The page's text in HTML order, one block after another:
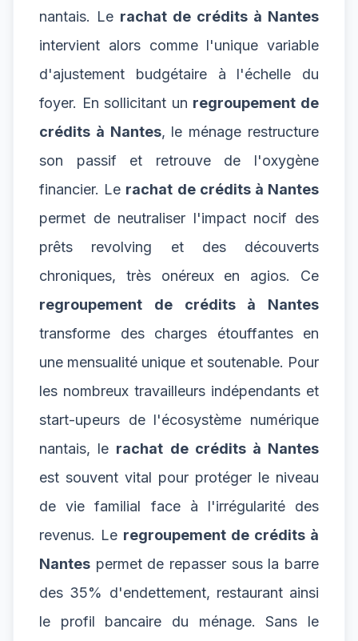
nantais. Le rachat de crédits à Nantes
intervient alors comme l'unique variable
d'ajustement budgétaire à l'échelle du
foyer. En sollicitant un regroupement de
crédits à Nantes, le ménage restructure
son passif et retrouve de l'oxygène
financier. Le rachat de crédits à Nantes
permet de neutraliser l'impact nocif des
prêts revolving et des découverts
chroniques, très onéreux en agios. Ce
regroupement de crédits à Nantes
transforme des charges étouffantes en
une mensualité unique et soutenable. Pour
les nombreux travailleurs indépendants et
start-upeurs de l'écosystème numérique
nantais, le rachat de crédits à Nantes
est souvent vital pour protéger le niveau
de vie familial face à l'irrégularité des
revenus. Le regroupement de crédits à
Nantes permet de repasser sous la barre
des 35% d'endettement, restaurant ainsi
le profil bancaire du ménage. Sans le